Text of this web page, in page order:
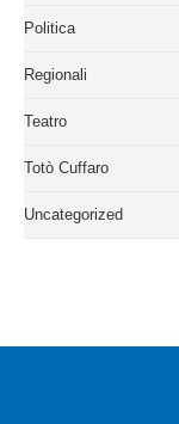
Politica
Regionali
Teatro
Totò Cuffaro
Uncategorized